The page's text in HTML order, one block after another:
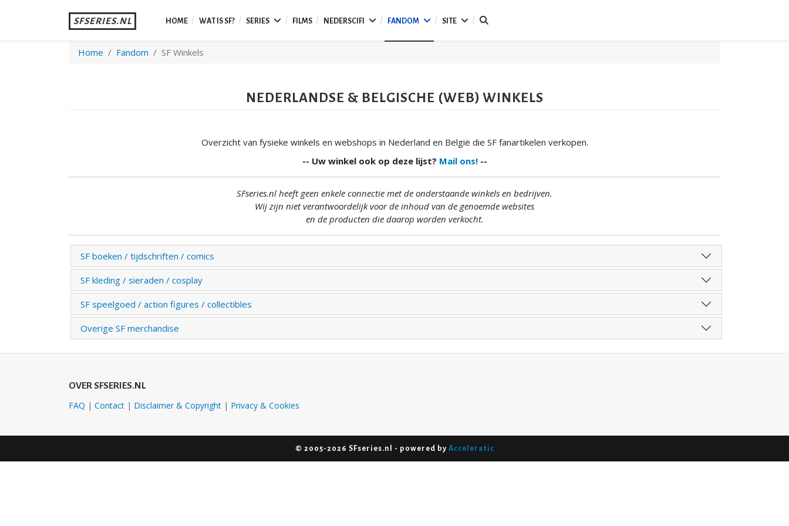
SFSERIES.NL HOME WAT IS SF? SERIES FILMS NEDERSCIFI FANDOM SITE
Home Fandom SF Winkels
NEDERLANDSE & BELGISCHE (WEB) WINKELS
Overzicht van fysieke winkels en webshops in Nederland en België die SF fanartikelen verkopen.
-- Uw winkel ook op deze lijst? Mail ons!--
SFseries.nl heeft geen enkele connectie met de onderstaande winkels en bedrijven.
Wij zijn niet verantwoordelijk voor de inhoud van de genoemde websites
en de producten die daarop worden verkocht.
SF boeken / tijdschriften / comics
SF kleding / sieraden / cosplay
SF speelgoed / action figures / collectibles
Overige SF merchandise
OVER SFSERIES.NL
FAQ | Contact | Disclaimer & Copyright | Privacy & Cookies
© 2005-2026 SFseries.nl - powered byAcceleratic